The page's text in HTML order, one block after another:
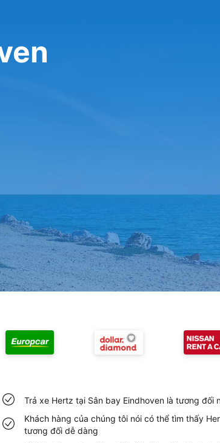
Trả xe Hertz tại Sân bay Eindhoven là tương đối
Khách hàng của chúng tôi nói có thể tìm thấy
tương đối dễ dàng